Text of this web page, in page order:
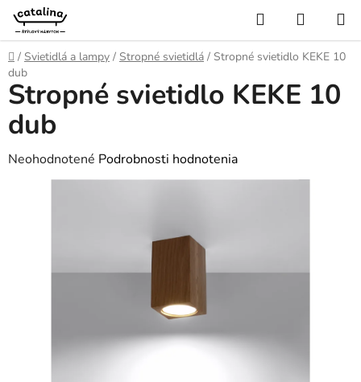
Prejsť
obsah
Hľadať
KOŠÍK
Domov
/ Svietidlá a lampy / Stropné svietidlá / Stropné svietidlo KEKE 10
dub
Stropné svietidlo KEKE 10
dub
Priemerné
hodnotenie
Neohodnotené Podrobnosti hodnotenia